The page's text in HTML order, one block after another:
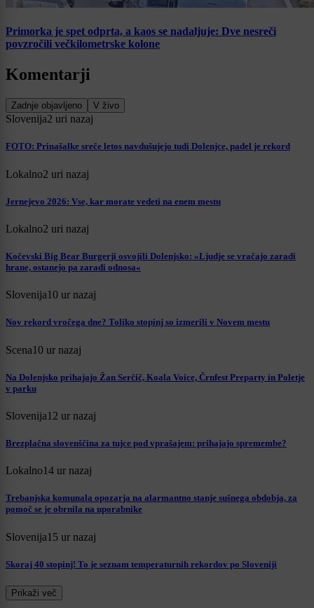
Primorka je spet odprta, a kaos se nadaljuje: Dve nesreči
povzročili večkilometrske kolone
Komentarji
Zadnje objavljeno V živo
Slovenija2 uri nazaj
FOTO: Prinašalke sreče letos navdušujejo tudi Dolenjce, padel je rekord
Lokalno2 uri nazaj
Jernejevo 2026: Vse, kar morate vedeti na enem mestu
Lokalno2 uri nazaj
Kočevski Big Bear Burgerji osvojili Dolenjsko: »Ljudje se vračajo zaradi
hrane, ostanejo pa zaradi odnosa«
Slovenija10 ur nazaj
Nov rekord vročega dne? Toliko stopinj so izmerili v Novem mestu
Scena10 ur nazaj
Na Dolenjsko prihajajo Žan Serčič, Koala Voice, Črnfest Preparty in Poletje
v parku
Slovenija12 ur nazaj
Brezplačna slovenščina za tujce pod vprašajem: prihajajo spremembe?
Lokalno14 ur nazaj
Trebanjska komunala opozarja na alarmantno stanje sušnega obdobja, za
pomoč se je obrnila na uporabnike
Slovenija15 ur nazaj
Skoraj 40 stopinj! To je seznam temperaturnih rekordov po Sloveniji
Prikaži več